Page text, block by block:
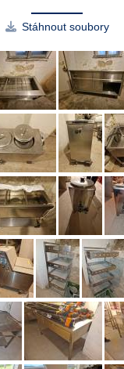
Stáhnout soubory